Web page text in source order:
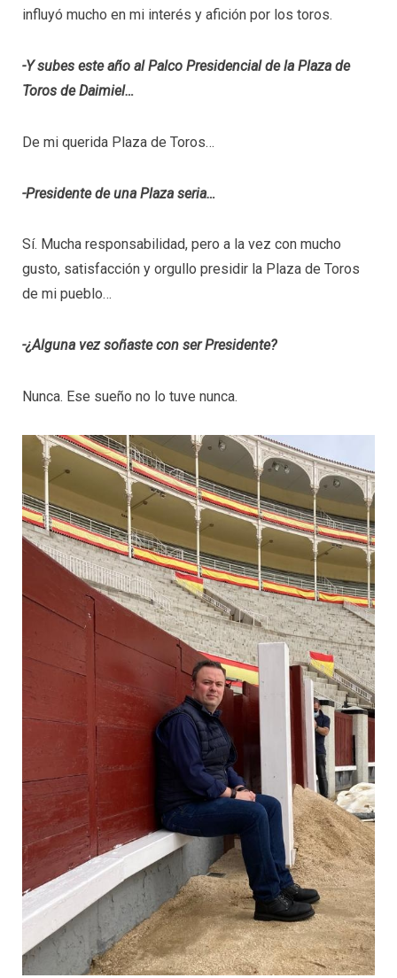
influyó mucho en mi interés y afición por los toros.
-Y subes este año al Palco Presidencial de la Plaza de
Toros de Daimiel…
De mi querida Plaza de Toros…
-Presidente de una Plaza seria…
Sí. Mucha responsabilidad, pero a la vez con mucho
gusto, satisfacción y orgullo presidir la Plaza de Toros
de mi pueblo…
-¿Alguna vez soñaste con ser Presidente?
Nunca. Ese sueño no lo tuve nunca.